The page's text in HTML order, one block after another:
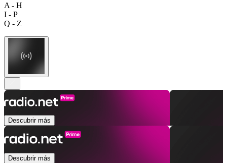
A - H
I - P
Q - Z
Descubrir más
Descubrir más